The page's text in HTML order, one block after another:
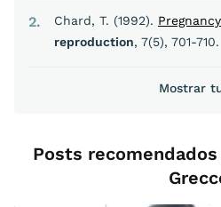
2 Chard, T. (1992).
reproduction, 7(5), 701-710.
Mostrar
Posts